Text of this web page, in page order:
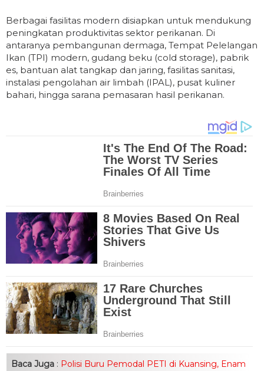
Berbagai fasilitas modern disiapkan untuk mendukung
peningkatan produktivitas sektor perikanan. Di
antaranya pembangunan dermaga, Tempat Pelelangan
Ikan (TPI) modern, gudang beku (cold storage), pabrik
es, bantuan alat tangkap dan jaring, fasilitas sanitasi,
instalasi pengolahan air limbah (IPAL), pusat kuliner
bahari, hingga sarana pemasaran hasil perikanan.
Baca Juga : Polisi Buru Pemodal PETI di Kuansing, Enam